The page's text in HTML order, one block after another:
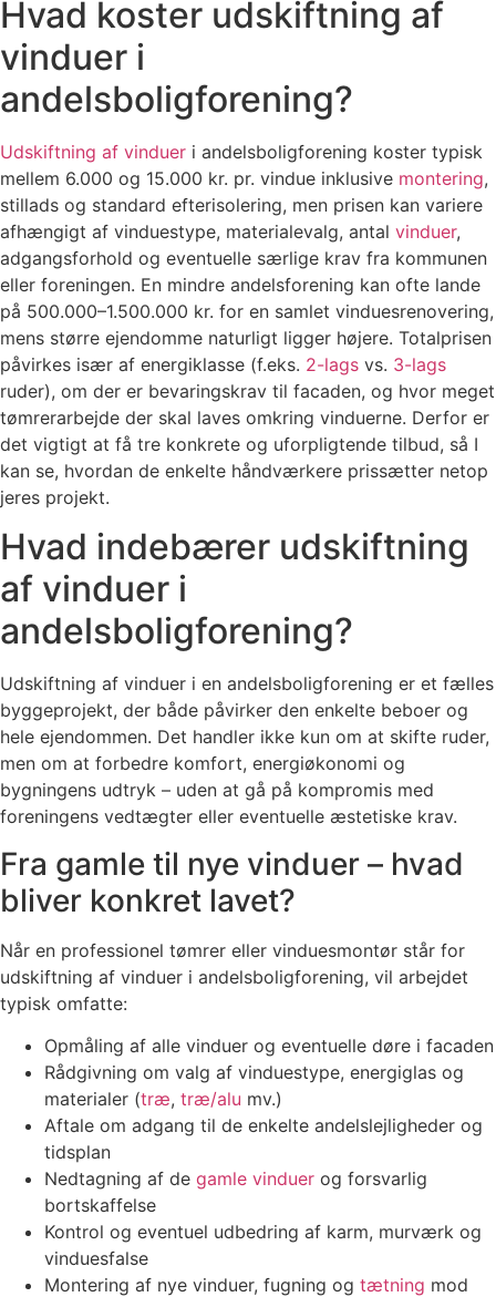
Hvad koster udskiftning af
vinduer i
andelsboligforening?
Udskiftning af vinduer i andelsboligforening koster typisk
mellem 6.000 og 15.000 kr. pr. vindue inklusive montering,
stillads og standard efterisolering, men prisen kan variere
afhængigt af vinduestype, materialevalg, antal vinduer,
adgangsforhold og eventuelle særlige krav fra kommunen
eller foreningen. En mindre andelsforening kan ofte lande
på 500.000–1.500.000 kr. for en samlet vinduesrenovering,
mens større ejendomme naturligt ligger højere. Totalprisen
påvirkes især af energiklasse (f.eks. 2-lags vs. 3-lags
ruder), om der er bevaringskrav til facaden, og hvor meget
tømrerarbejde der skal laves omkring vinduerne. Derfor er
det vigtigt at få tre konkrete og uforpligtende tilbud, så I
kan se, hvordan de enkelte håndværkere prissætter netop
jeres projekt.
Hvad indebærer udskiftning
af vinduer i
andelsboligforening?
Udskiftning af vinduer i en andelsboligforening er et fælles
byggeprojekt, der både påvirker den enkelte beboer og
hele ejendommen. Det handler ikke kun om at skifte ruder,
men om at forbedre komfort, energiøkonomi og
bygningens udtryk – uden at gå på kompromis med
foreningens vedtægter eller eventuelle æstetiske krav.
Fra gamle til nye vinduer – hvad
bliver konkret lavet?
Når en professionel tømrer eller vinduesmontør står for
udskiftning af vinduer i andelsboligforening, vil arbejdet
typisk omfatte:
Opmåling af alle vinduer og eventuelle døre i facaden
Rådgivning om valg af vinduestype, energiglas og
materialer (træ, træ/alu mv.)
Aftale om adgang til de enkelte andelslejligheder og
tidsplan
Nedtagning af de gamle vinduer og forsvarlig
bortskaffelse
Kontrol og eventuel udbedring af karm, murværk og
vinduesfalse
Montering af nye vinduer, fugning og tætning mod